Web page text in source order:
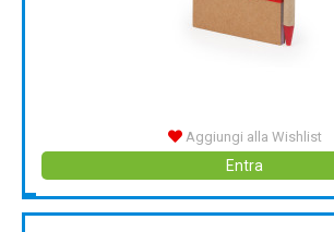
Aggiungi alla Wishlist
Entra